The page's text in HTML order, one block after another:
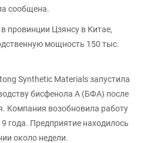
сообщена.
провинции Цзянсу в Китае,
мощность 150 тыс.
Synthetic Materials запустила
бисфенола А (БФА) после
Компания возобновила работу
года. Предприятие находилось
около недели.